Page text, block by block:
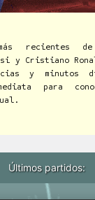
recientes
y Cristiano
y minutos
para
Últimos partidos: